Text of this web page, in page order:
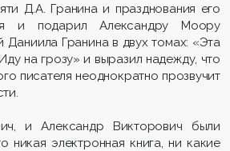
Д.А. Гранина и празднования его
и подарил Александру Моору
Даниила Гранина в двух томах: «Эта
на грозу» и выразил надежду, что
писателя неоднократно прозвучит
и Александр Викторович были
никая электронная книга, ни какие